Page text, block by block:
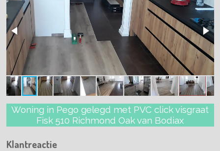
Woning in Pego gelegd met PVC click visgraat
Fisk 510 Richmond Oak van Bodiax
Klantreactie